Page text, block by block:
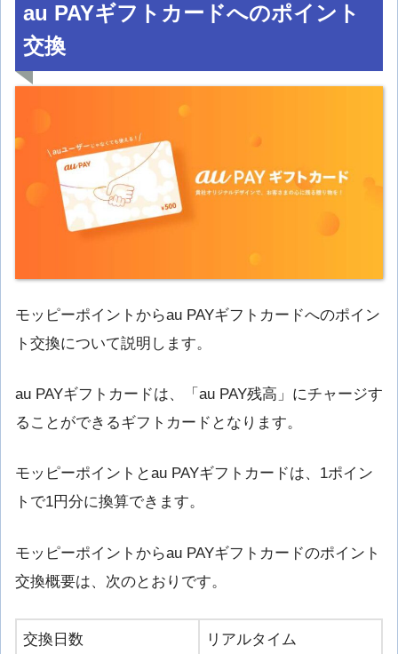
au PAYギフトカードへのポイント
交換
モッピーポイントからau PAYギフトカードへのポイン
ト交換について説明します。
au PAYギフトカードは、「au PAY残高」にチャージす
ることができるギフトカードとなります。
モッピーポイントとau PAYギフトカードは、1ポイン
トで1円分に換算できます。
モッピーポイントからau PAYギフトカードのポイント
交換概要は、次のとおりです。
交換日数 リアルタイム